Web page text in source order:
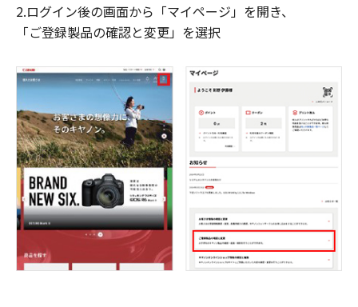
2.ログイン後の画面から「マイページ」を開き、
「ご登録製品の確認と変更」を選択